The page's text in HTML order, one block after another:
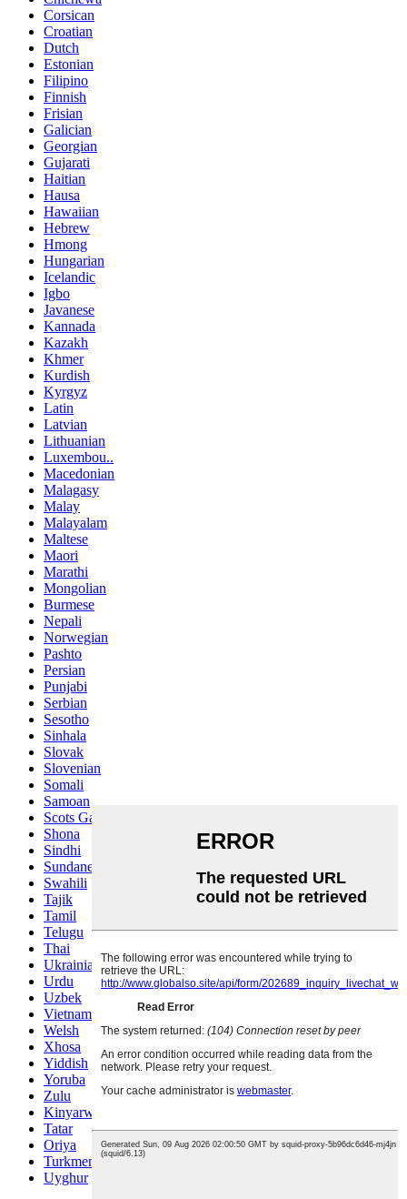
Corsican
Croatian
Dutch
Estonian
Filipino
Finnish
Frisian
Galician
Georgian
Gujarati
Haitian
Hausa
Hawaiian
Hebrew
Hmong
Hungarian
Icelandic
Igbo
Javanese
Kannada
Kazakh
Khmer
Kurdish
Kyrgyz
Latin
Latvian
Lithuanian
Luxembou..
Macedonian
Malagasy
Malay
Malayalam
Maltese
Maori
Marathi
Mongolian
Burmese
Nepali
Norwegian
Pashto
Persian
Punjabi
Serbian
Sesotho
Sinhala
Slovak
Slovenian
Somali
Samoan
Scots Gaelic
Shona
Sindhi
Sundanese
Swahili
Tajik
Tamil
Telugu
Thai
Ukrainian
Urdu
Uzbek
Vietnamese
Welsh
Xhosa
Yiddish
Yoruba
Zulu
Kinyarwanda
Tatar
Oriya
Turkmen
Uyghur